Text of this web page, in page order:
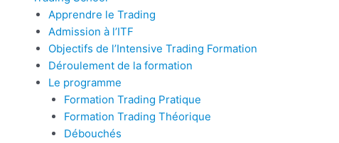
Apprendre le Trading
Admission à l’ITF
Objectifs de l’Intensive Trading Formation
Déroulement de la formation
Le programme
Formation Trading Pratique
Formation Trading Théorique
Débouchés